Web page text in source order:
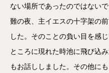
ない場所であったのではない
難の夜、主イエスの十字架の
した。そのことの負い目を感
ところに現れた時池に飛び込
もお話ししました。その他に